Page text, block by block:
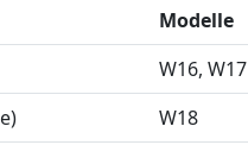
Modelle
W16 W17
W18